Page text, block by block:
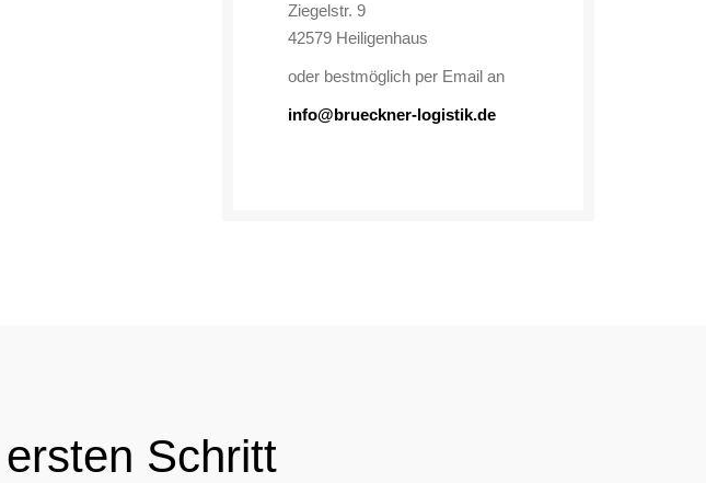
Ziegelstr. 9
42579 Heiligenhaus
oder bestmöglich per Email an
info@brueckner-logistik.de
Schritt